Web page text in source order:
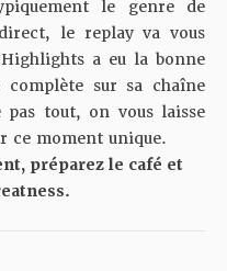
le genre de
le replay va vous
a eu la bonne
sur sa chaîne
pas tout, on vous laisse
ce moment unique.
préparez le café et